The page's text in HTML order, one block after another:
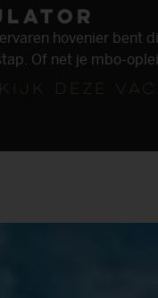
leert snel en vindt het
te ontdekken.
werkt ook graag
te creëren.
hovenier bent
Of net je mbo-
collega's die gek zijn op
in de
deze